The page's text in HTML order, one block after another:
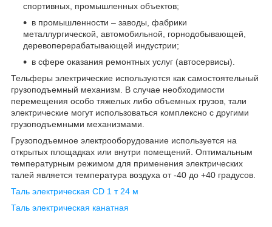
спортивных, промышленных объектов;
в промышленности – заводы, фабрики
металлургической, автомобильной, горнодобывающей,
деревоперерабатывающей индустрии;
в сфере оказания ремонтных услуг (автосервисы).
Тельферы электрические используются как самостоятельный
грузоподъемный механизм. В случае необходимости
перемещения особо тяжелых либо объемных грузов, тали
электрические могут использоваться комплексно с другими
грузоподъемными механизмами.
Грузоподъемное электрооборудование используется на
открытых площадках или внутри помещений. Оптимальным
температурным режимом для применения электрических
талей является температура воздуха от -40 до +40 градусов.
Таль электрическая CD 1 т 24 м
Таль электрическая канатная